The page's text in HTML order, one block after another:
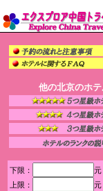
他の北京のホテ
下限：
元
上限：
元